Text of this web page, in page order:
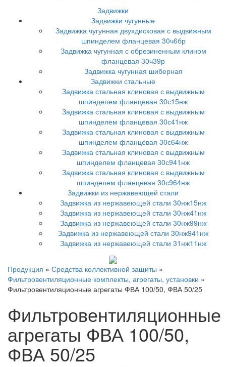
Задвижки
Задвижки чугунные
Задвижка чугунная двухдисковая с выдвижным
шпинделем фланцевая 30ч6бр
Задвижка чугунная с обрезиненным клином
фланцевая 30ч39р
Задвижка чугунная шиберная
Задвижки стальные
Задвижка стальная клиновая с выдвижным
шпинделем фланцевая 30с15нж
Задвижка стальная клиновая с выдвижным
шпинделем фланцевая 30с41нж
Задвижка стальная клиновая с выдвижным
шпинделем фланцевая 30с64нж
Задвижка стальная клиновая с выдвижным
шпинделем фланцевая 30с941нж
Задвижка стальная клиновая с выдвижным
шпинделем фланцевая 30с964нж
Задвижки из нержавеющей стали
Задвижка из нержавеющей стали 30нж15нж
Задвижка из нержавеющей стали 30нж41нж
Задвижка из нержавеющей стали 30нж99нж
Задвижка из нержавеющей стали 30нж941нж
Задвижка из нержавеющей стали 31нж11нж
Продукция » Средства коллективной защиты »
Фильтровентиляционные комплекты, агрегаты, установки »
Фильтровентиляционные агрегаты ФВА 100/50, ФВА 50/25
Фильтровентиляционные
агрегаты ФВА 100/50,
ФВА 50/25